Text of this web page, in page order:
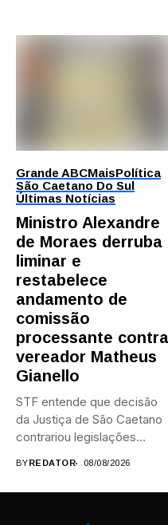
Grande ABCMaisPolítica
São Caetano Do Sul
Últimas Notícias
Ministro Alexandre
de Moraes derruba
liminar e
restabelece
andamento de
comissão
processante contra
vereador Matheus
Gianello
STF entende que decisão
da Justiça de São Caetano
contrariou legislações
BYREDATOR 08/08/2026